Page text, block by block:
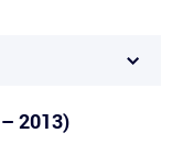
2013)